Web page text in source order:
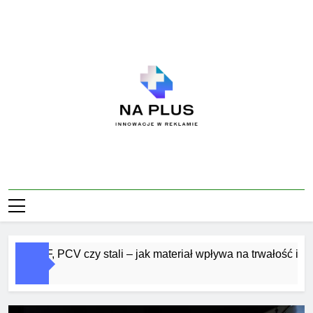
Na Plus
PCV czy stali – jak materiał wpływa na trwałość i